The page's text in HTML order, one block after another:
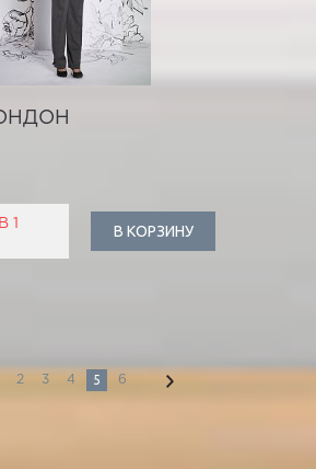
1
В КОРЗИНУ
2 3 4 5 6